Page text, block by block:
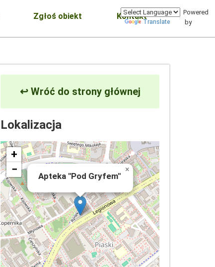
Powered
by
Translate
Zgłoś obiekt Kontakt
↩ Wróć do strony głównej
Lokalizacja
Apteka "Pod Gryfem"
×
+
−